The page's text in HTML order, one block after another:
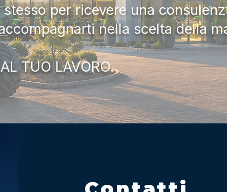
per ricevere una
nella scelta della
TUO LAVORO.